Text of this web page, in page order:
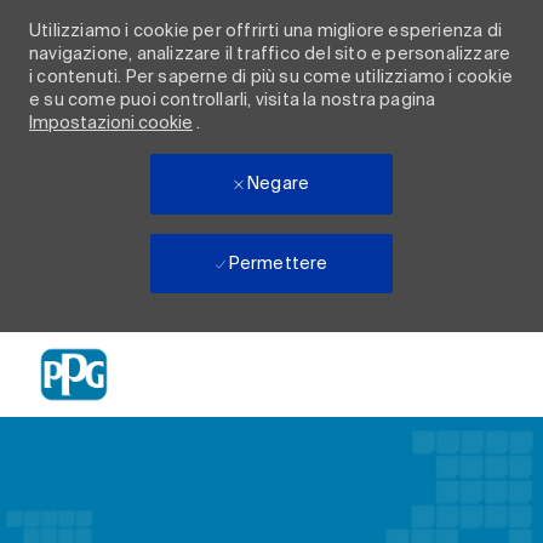
Utilizziamo i cookie per offrirti una migliore esperienza di
navigazione, analizzare il traffico del sito e personalizzare
i contenuti. Per saperne di più su come utilizziamo i cookie
e su come puoi controllarli, visita la nostra pagina
Impostazioni cookie .
Negare
Permettere